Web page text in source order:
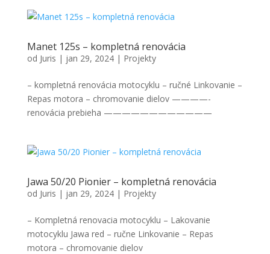
Manet 125s – kompletná renovácia
od Juris | jan 29, 2024| Projekty
– kompletná renovácia motocyklu – ručné Linkovanie –
Repas motora – chromovanie dielov ————-
renovácia prebieha ————————————
Jawa 50/20 Pionier – kompletná renovácia
od Juris | jan 29, 2024| Projekty
– Kompletná renovacia motocyklu – Lakovanie
motocyklu Jawa red – ručne Linkovanie – Repas
motora – chromovanie dielov